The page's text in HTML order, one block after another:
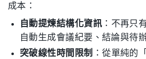
成本：
自動提煉結構化資訊：不再只
自動生成會議紀要、結論與待
突破線性時間限制 ：從單純的